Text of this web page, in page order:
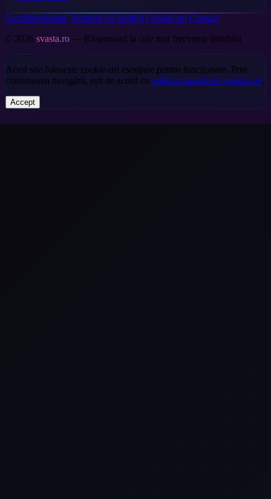
Confidențialitate Termeni și Condiții Cookie-uri Contact
© 2026 svasta.ro — Răspunsuri la cele mai frecvente întrebări
Acest site folosește cookie-uri esențiale pentru funcționare. Prin
continuarea navigării, ești de acord cu politica noastră de cookie-uri.
Accept